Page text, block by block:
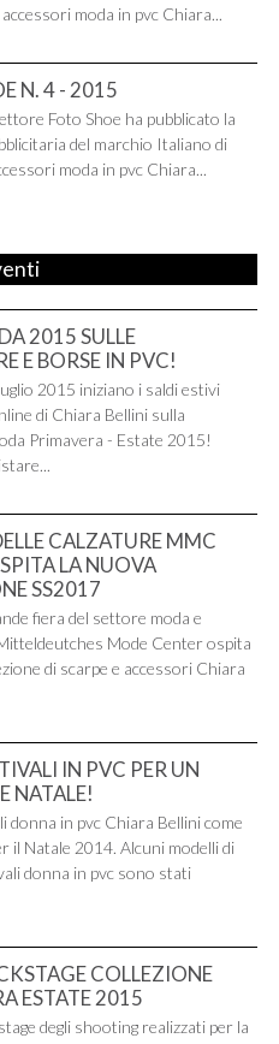
moda in pvc Chiara...
N. 4 - 2015
Foto Shoe ha pubblicato la
del marchio Italiano di
moda in pvc Chiara...
2015 SULLE
E BORSE IN PVC!
2015 iniziano i saldi estivi
di Chiara Bellini sulla
Primavera - Estate 2015!
CALZATURE MMC
LA NUOVA
SS2017
fiera del settore moda e
Mode Center ospita
di scarpe e accessori Chiara
IN PVC PER UN
NATALE!
donna in pvc Chiara Bellini come
il Natale 2014. Alcuni modelli di
donna in pvc sono stati
COLLEZIONE
ESTATE 2015
degli shooting realizzati per la